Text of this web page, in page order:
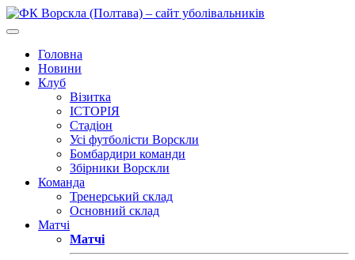
Головна
Новини
Клуб
Візитка
ІСТОРІЯ
Стадіон
Усі футболісти Ворскли
Бомбардири команди
Збірники Ворскли
Команда
Тренерський склад
Основний склад
Матчі
Матчі